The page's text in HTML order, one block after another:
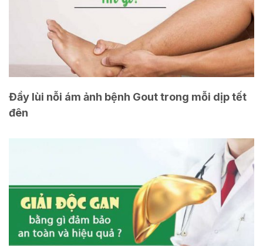
Đầy lùi nỗi ám ảnh bệnh Gout trong mỗi dịp tết
đên